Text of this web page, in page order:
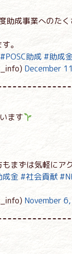
助成事業へのた
。
#POSC助成 #助成
December
ます
まずは気軽にア
成金#社会貢献
November